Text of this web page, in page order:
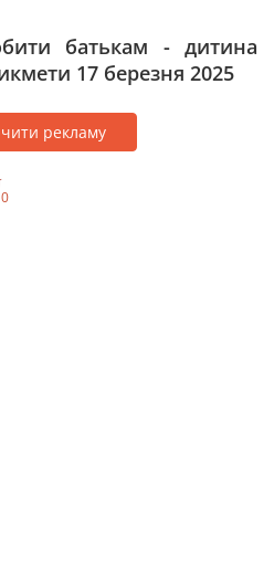
батькам - дитина
17 березня 2025
рекламу
0